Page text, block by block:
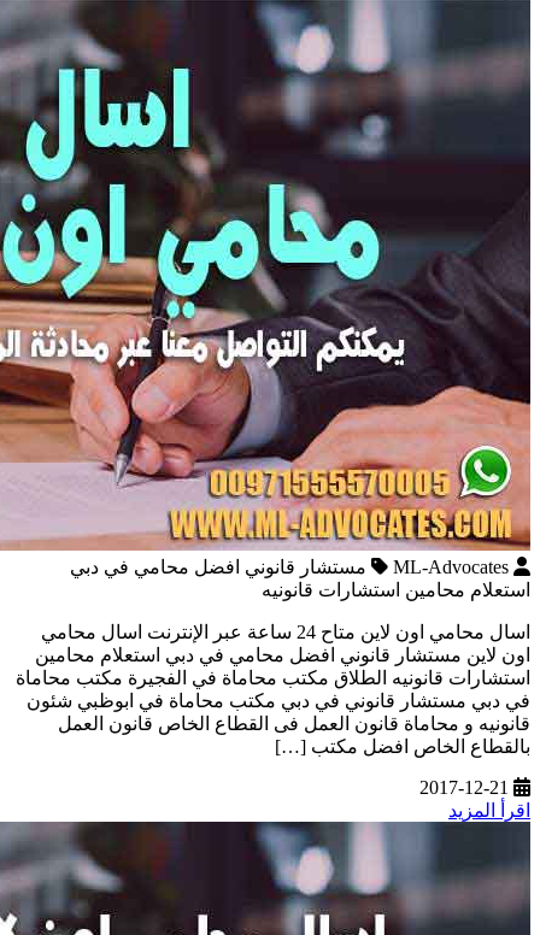
ML-Advocates
مستشار قانوني افضل محامي في دبي
استعلام محامين استشارات قانونيه
اسال محامي اون لاين متاح 24 ساعة عبر الإنترنت اسال محامي
اون لاين مستشار قانوني افضل محامي في دبي استعلام محامين
استشارات قانونيه الطلاق مكتب محاماة في الفجيرة مكتب محاماة
في دبي مستشار قانوني في دبي مكتب محاماة في ابوظبي شئون
قانونيه و محاماة قانون العمل فى القطاع الخاص قانون العمل
بالقطاع الخاص افضل مكتب […]
2017-12-21
اقرأ المزيد